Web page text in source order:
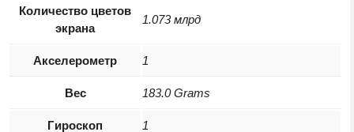
Количество цветов
экрана
1.073 млрд
Акселерометр 1
Вес 183.0 Grams
Гироскоп 1